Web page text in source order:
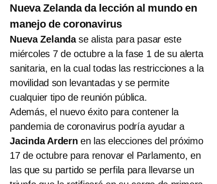
Nueva Zelanda da lección al mundo en
manejo de coronavirus
Nueva Zelandase alista para pasar este
miércoles 7 de octubre a la fase 1 de su alerta
sanitaria, en la cual todas las restricciones a la
movilidad son levantadas y se permite
cualquier tipo de reunión pública.
Además, el nuevo éxito para contener la
pandemia de coronavirus podría ayudar a
Jacinda Ardern en las elecciones del próximo
17 de octubre para renovar el Parlamento, en
las que su partido se perfila para llevarse un